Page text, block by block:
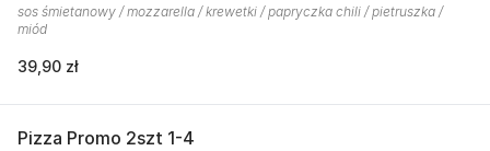
sos śmietanowy / mozzarella / krewetki / papryczka chili / pietruszka /
miód
39,90 zł
Pizza Promo 2szt 1-4